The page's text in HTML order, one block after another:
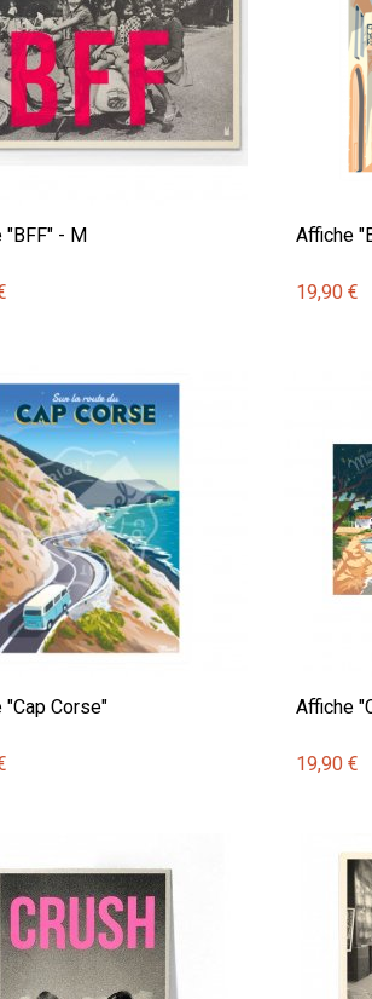
"BFF" - M Affiche
19,90 €
"Cap Corse" Affiche
19,90 €